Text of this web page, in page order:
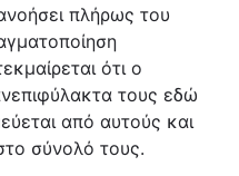
πλήρως του
ότι ο
τους εδώ
από αυτούς και
σύνολό τους.